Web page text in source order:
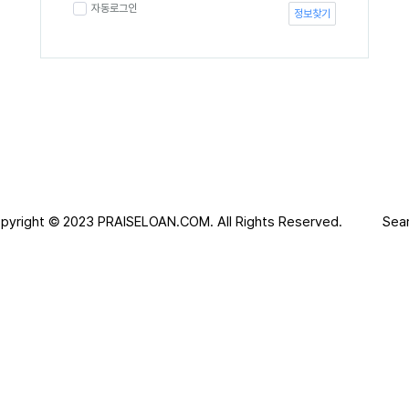
자동로그인 정보찾기
© 2023 PRAISELOAN.COM. All Rights Reserved.